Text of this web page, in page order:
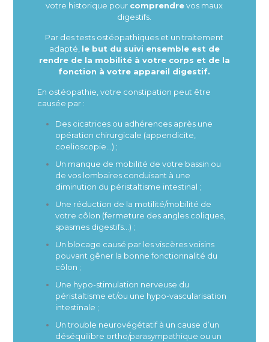
votre historique pour comprendrevos maux
digestifs.
Par des tests ostéopathiques et un traitement
adapté, le but du suivi ensemble est de
rendre de la mobilité à votre corps et de la
fonction à votre appareil digestif.
En ostéopathie, votre constipation peut être
causée par :
Des cicatrices ou adhérences après une
opération chirurgicale (appendicite,
coelioscopie…) ;
Un manque de mobilité de votre bassin ou
de vos lombaires conduisant à une
diminution du péristaltisme intestinal ;
Une réduction de la motilité/mobilité de
votre côlon (fermeture des angles coliques,
spasmes digestifs…) ;
Un blocage causé par les viscères voisins
pouvant gêner la bonne fonctionnalité du
côlon ;
Une hypo-stimulation nerveuse du
péristaltisme et/ou une hypo-vascularisation
intestinale ;
Un trouble neurovégétatif à un cause d’un
déséquilibre ortho/parasympathique ou un